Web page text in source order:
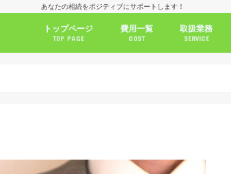
あなたの相続をポジティブにサポートします！
トップページ
TOP PAGE
費用一覧
COST
取扱業務
SERVICE